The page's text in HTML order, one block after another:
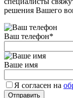
решения Вашего
Ваш телефон*
Ваше имя
Я согласен на